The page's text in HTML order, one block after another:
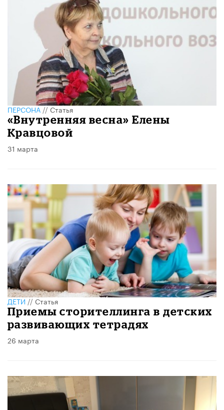
ПЕРСОНА//Статья
«Внутренняя весна» Елены
Кравцовой
31 марта
ДЕТИ//Статья
Приемы сторителлинга в детских
развивающих тетрадях
26 марта